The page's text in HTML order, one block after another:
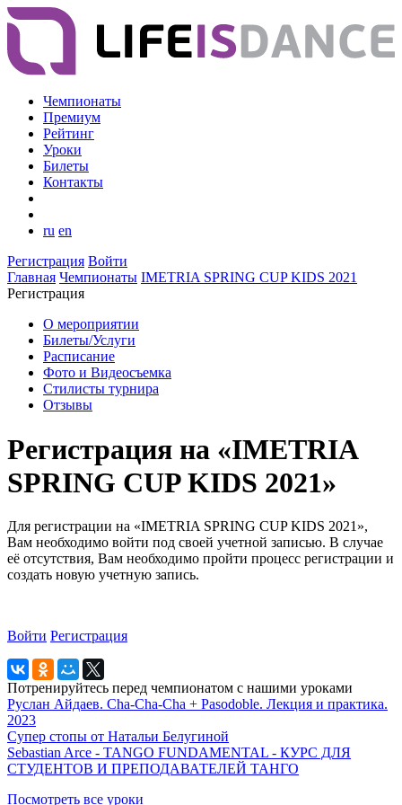
Чемпионаты
Премиум
Рейтинг
Уроки
Билеты
Контакты
ru en
Регистрация Войти
Главная Чемпионаты IMETRIA SPRING CUP KIDS 2021
Регистрация
О мероприятии
Билеты/Услуги
Расписание
Фото и Видеосъемка
Стилисты турнира
Отзывы
Регистрация на «IMETRIA
SPRING CUP KIDS 2021»
Для регистрации на «IMETRIA SPRING CUP KIDS 2021»,
Вам необходимо войти под своей учетной записью. В случае
её отсутствия, Вам необходимо пройти процесс регистрации и
создать новую учетную запись.
Войти Регистрация
Потренируйтесь перед чемпионатом с нашими уроками
Руслан Айдаев. Cha-Cha-Cha + Pasodoble. Лекция и практика.
2023
Супер стопы от Натальи Белугиной
Sebastian Arce - TANGO FUNDAMENTAL - КУРС ДЛЯ
СТУДЕНТОВ И ПРЕПОДАВАТЕЛЕЙ ТАНГО
Посмотреть все уроки